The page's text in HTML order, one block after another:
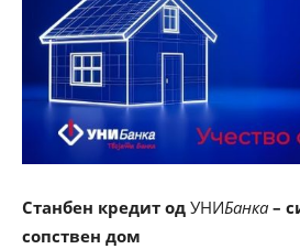
Станбен кредит од УНИБанка –
сопствен дом